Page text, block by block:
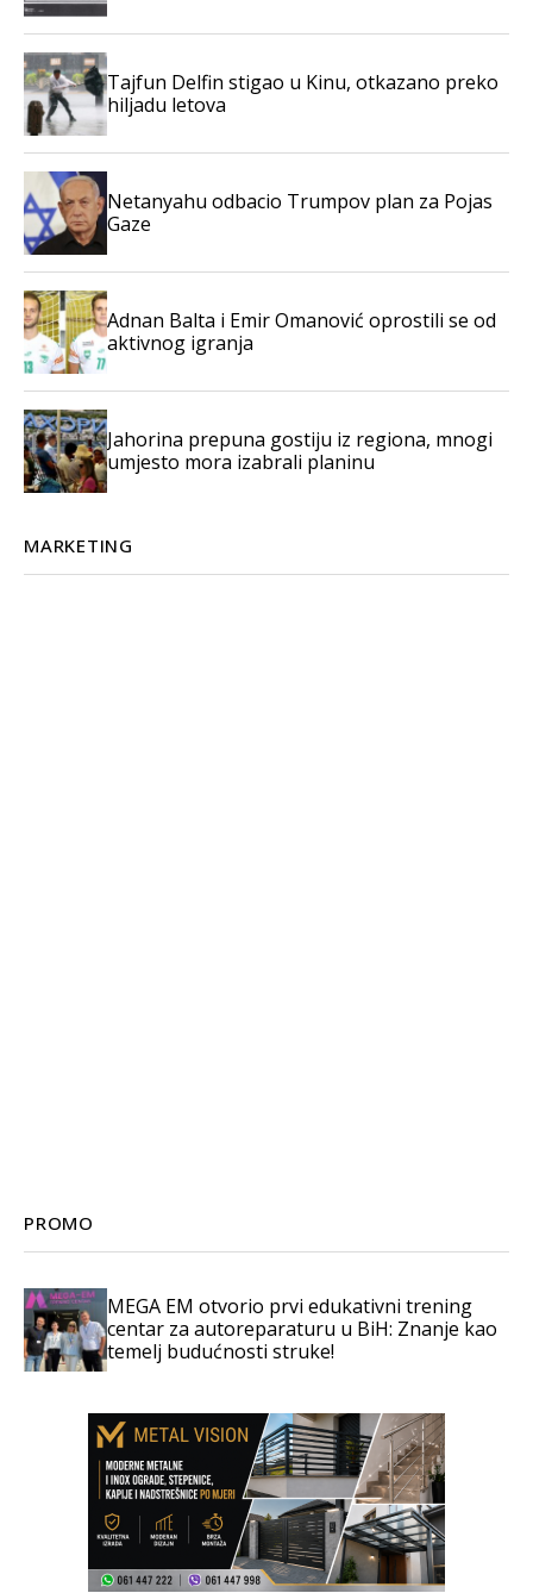
Tajfun Delfin stigao u Kinu, otkazano preko
hiljadu letova
Netanyahu odbacio Trumpov plan za Pojas
Gaze
Adnan Balta i Emir Omanović oprostili se od
aktivnog igranja
Jahorina prepuna gostiju iz regiona, mnogi
umjesto mora izabrali planinu
MARKETING
PROMO
MEGA EM otvorio prvi edukativni trening
centar za autoreparaturu u BiH: Znanje kao
temelj budućnosti struke!